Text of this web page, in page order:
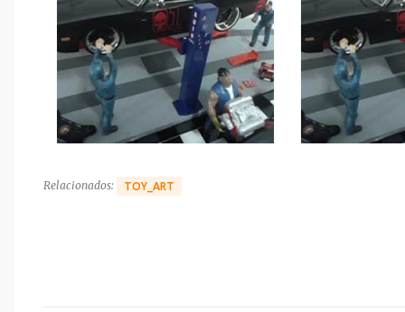
Relacionados: TOY_ART